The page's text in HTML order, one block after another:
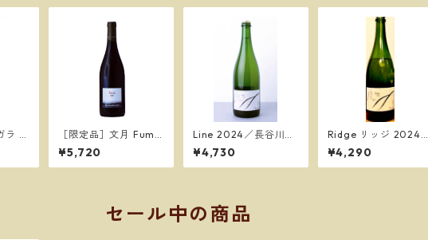
ラ 2
［限定品］文月 Fumiz
uki Rosso 2025／ド
ゥエ プンティ ヴィン
ヤーズ
¥5,720
Line 2024／長谷川ヴ
ィンヤード
¥4,730
Ridge リッジ 2024／
長谷川ヴィンヤード
¥4,290
セール中の商品